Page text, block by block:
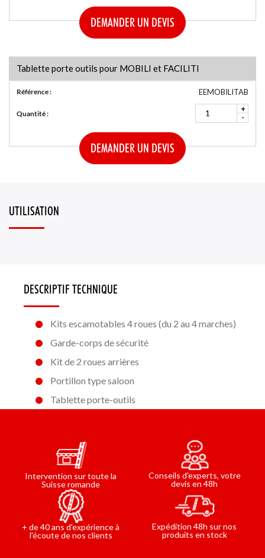
DEMANDER UN DEVIS
Tablette porte outils pour MOBILI et FACILITI
Référence : EEMOBILITAB
Quantité :
+
-
DEMANDER UN DEVIS
UTILISATION
DESCRIPTIF TECHNIQUE
Kits escamotables 4 roues (du 2 au 4 marches)
Garde-corps de sécurité
Kit de 2 roues arrières
Portillon type saloon
Tablette porte-outils
Intervention sur toute la
Suisse romande
Conseils d'experts, votre
devis en 48h
+ de 40 ans d'expérience à
l'écoute de nos clients
Expédition 48h sur nos
produits en stock